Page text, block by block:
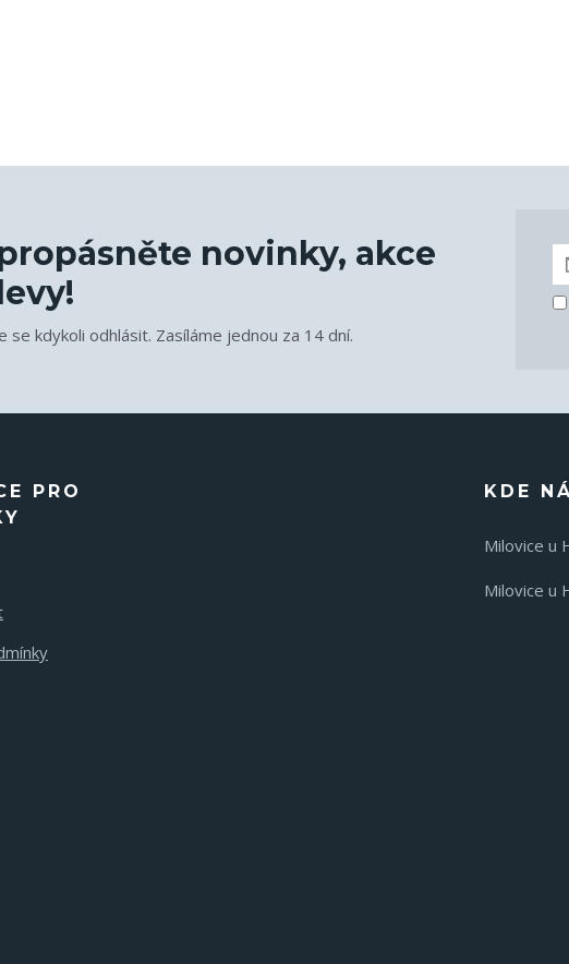
novinky, akce
se kdykoli odhlásit. Zasíláme jednou za 14 dní.
PRO
KDE
Milovice u
Milovice u